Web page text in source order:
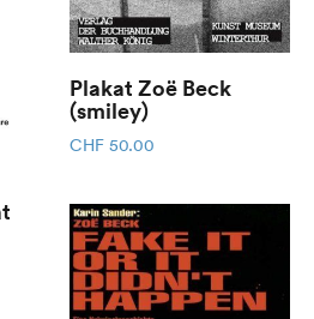
Plakat Zoë Beck
(smiley)
CHF 50.00